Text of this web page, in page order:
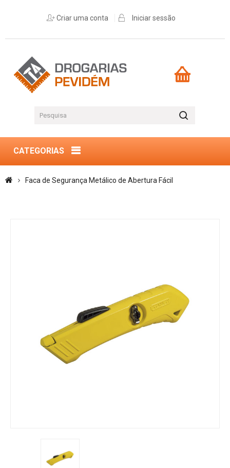
Criar uma conta Iniciar sessão
CATEGORIAS
Faca de Segurança Metálico de Abertura Fácil